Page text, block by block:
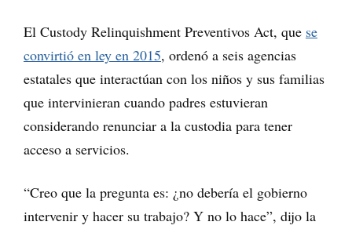
El Custody Relinquishment Preventivos Act, que se
convirtió en ley en 2015, ordenó a seis agencias
estatales que interactúan con los niños y sus familias
que intervinieran cuando padres estuvieran
considerando renunciar a la custodia para tener
acceso a servicios.
“Creo que la pregunta es: ¿no debería el gobierno
intervenir y hacer su trabajo? Y no lo hace”, dijo la